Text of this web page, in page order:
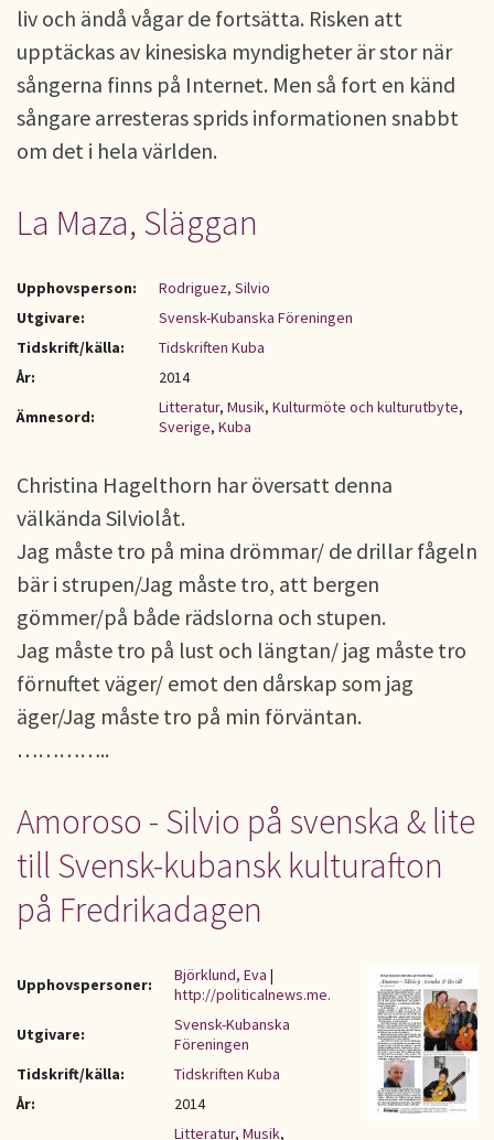
liv och ändå vågar de fortsätta. Risken att
upptäckas av kinesiska myndigheter är stor när
sångerna finns på Internet. Men så fort en känd
sångare arresteras sprids informationen snabbt
om det i hela världen.
La Maza, Släggan
Upphovsperson:
Rodriguez, Silvio
Utgivare:
Svensk-Kubanska Föreningen
Tidskrift/källa:
Tidskriften Kuba
År:
2014
Ämnesord:
Litteratur, Musik, Kulturmöte och kulturutbyte,
Sverige, Kuba
Christina Hagelthorn har översatt denna
välkända Silviolåt.
Jag måste tro på mina drömmar/ de drillar fågeln
bär i strupen/Jag måste tro, att bergen
gömmer/på både rädslorna och stupen.
Jag måste tro på lust och längtan/ jag måste tro
förnuftet väger/ emot den dårskap som jag
äger/Jag måste tro på min förväntan.
…………..
Amoroso - Silvio på svenska & lite
till Svensk-kubansk kulturafton
på Fredrikadagen
Upphovspersoner: Björklund, Eva |
http://politicalnews.me.
Utgivare:
Svensk-Kubanska
Föreningen
Tidskrift/källa:
Tidskriften Kuba
År:
2014
Litteratur, Musik,